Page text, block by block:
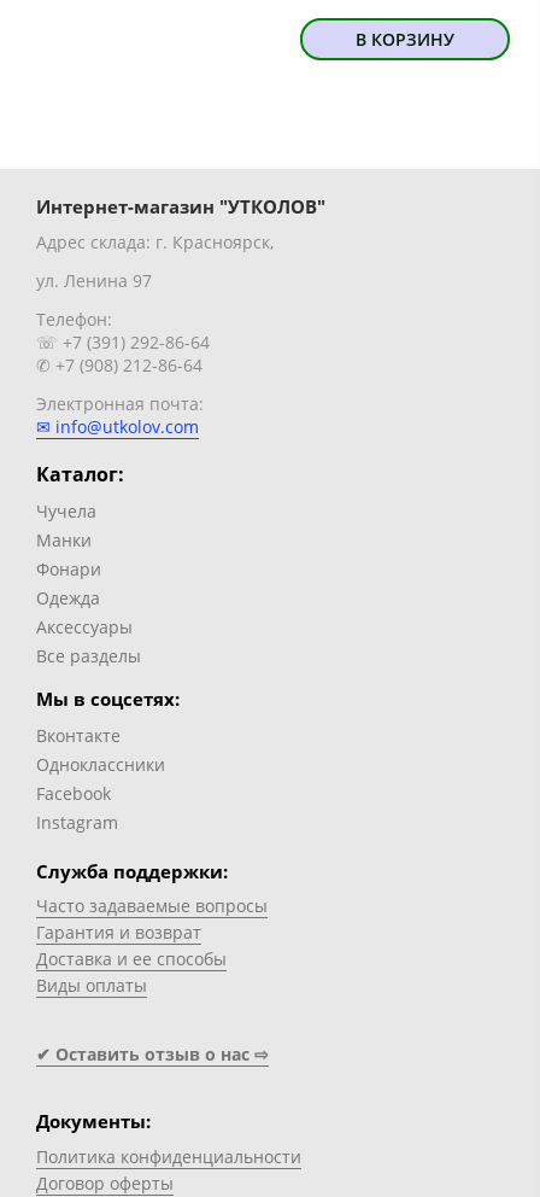
В КОРЗИНУ
Интернет-магазин "УТКОЛОВ"
Адрес склада: г. Красноярск,
ул. Ленина 97
Телефон:
☏ +7 (391) 292-86-64
✆ +7 (908) 212-86-64
Электронная почта:
✉ info@utkolov.com
Каталог:
Чучела
Манки
Фонари
Одежда
Аксессуары
Все разделы
Мы в соцсетях:
Вконтакте
Одноклассники
Facebook
Instagram
Служба поддержки:
Часто задаваемые вопросы
Гарантия и возврат
Доставка и ее способы
Виды оплаты
✔ Оставить отзыв о нас ⇨
Документы:
Политика конфиденциальности
Договор оферты